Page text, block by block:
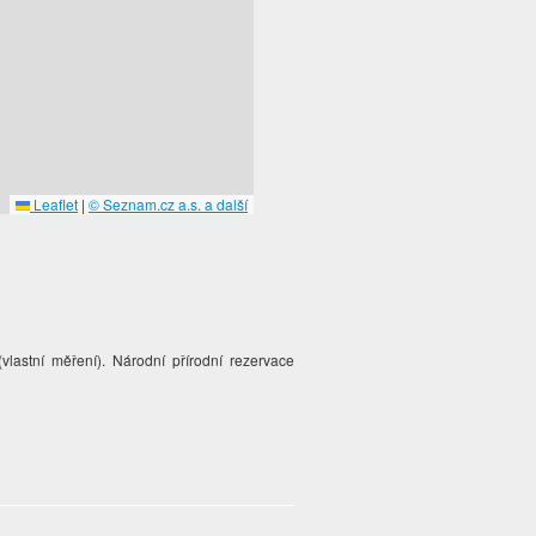
Leaflet | © Seznam.cz a.s. a další
měření). Národní přírodní rezervace